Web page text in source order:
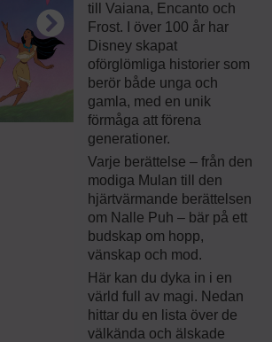
till Vaiana, Encanto och
Frost. I över 100 år har
Disney skapat
oförglömliga historier som
berör både unga och
gamla, med en unik
förmåga att förena
generationer.
Varje berättelse – från den
modiga Mulan till den
hjärtvärmande berättelsen
om Nalle Puh – bär på ett
budskap om hopp,
vänskap och mod.
Här kan du dyka in i en
värld full av magi. Nedan
hittar du en lista över de
välkända och älskade